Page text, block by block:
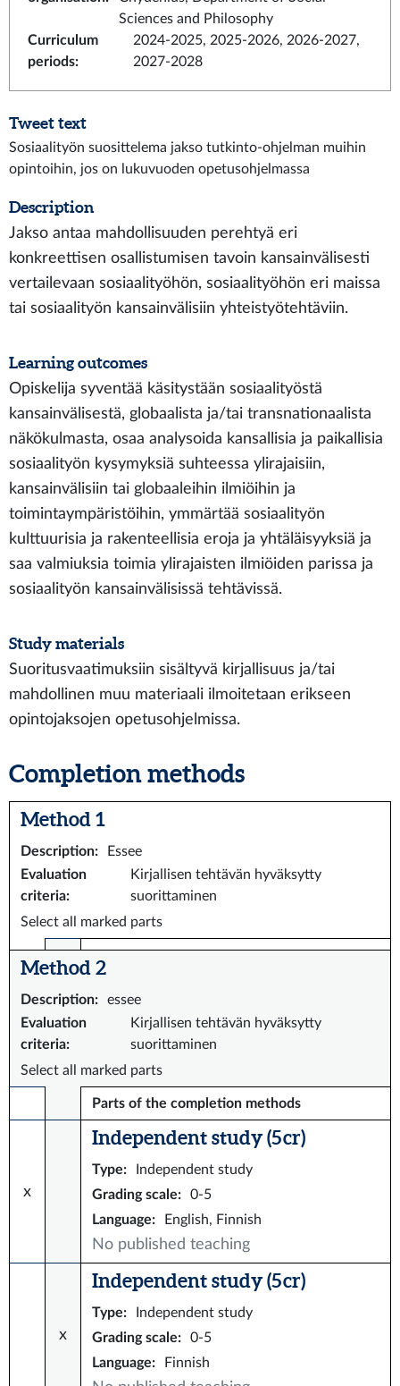
Sciences and Philosophy
Curriculum
periods:
2024-2025, 2025-2026, 2026-2027,
2027-2028
Tweet text
Sosiaalityön suosittelema jakso tutkinto-ohjelman muihin
opintoihin, jos on lukuvuoden opetusohjelmassa
Description
Jakso antaa mahdollisuuden perehtyä eri
konkreettisen osallistumisen tavoin kansainvälisesti
vertailevaan sosiaalityöhön, sosiaalityöhön eri maissa
tai sosiaalityön kansainvälisiin yhteistyötehtäviin.
Learning outcomes
Opiskelija syventää käsitystään sosiaalityöstä
kansainvälisestä, globaalista ja/tai transnationaalista
näkökulmasta, osaa analysoida kansallisia ja paikallisia
sosiaalityön kysymyksiä suhteessa ylirajaisiin,
kansainvälisiin tai globaaleihin ilmiöihin ja
toimintaympäristöihin, ymmärtää sosiaalityön
kulttuurisia ja rakenteellisia eroja ja yhtäläisyyksiä ja
saa valmiuksia toimia ylirajaisten ilmiöiden parissa ja
sosiaalityön kansainvälisissä tehtävissä.
Study materials
Suoritusvaatimuksiin sisältyvä kirjallisuus ja/tai
mahdollinen muu materiaali ilmoitetaan erikseen
opintojaksojen opetusohjelmissa.
Completion methods
Method 1
Description:
Essee
Evaluation
criteria:
Kirjallisen tehtävän hyväksytty
suorittaminen
Select all marked parts
Method 2
Description:
essee
Evaluation
criteria:
Kirjallisen tehtävän hyväksytty
suorittaminen
Select all marked parts
Parts of the completion methods
x
Independent study (5 cr)
Type:
Independent study
Grading scale:
0-5
Language: English, Finnish
No published teaching
x
Independent study (5 cr)
Type:
Independent study
Grading scale:
0-5
Language: Finnish